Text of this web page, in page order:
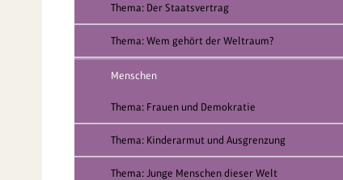
Thema: Der Staatsvertrag
Thema: Wem gehört der Weltraum?
Menschen
Thema: Frauen und Demokratie
Thema: Kinderarmut und Ausgrenzung
Thema: Junge Menschen dieser Welt